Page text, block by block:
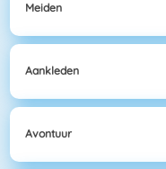
Meiden
Aankleden
Avontuur